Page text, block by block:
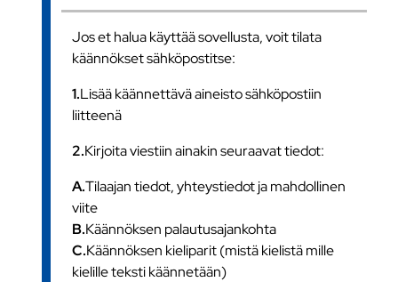
Jos et halua käyttää sovellusta, voit tilata
käännökset sähköpostitse:
1.Lisää käännettävä aineisto sähköpostiin
liitteenä
2.Kirjoita viestiin ainakin seuraavat tiedot:
A.Tilaajan tiedot, yhteystiedot ja mahdollinen
viite
B.Käännöksen palautusajankohta
C.Käännöksen kieliparit (mistä kielistä mille
kielille teksti käännetään)